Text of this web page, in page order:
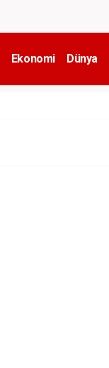
Ekonomi Dünya